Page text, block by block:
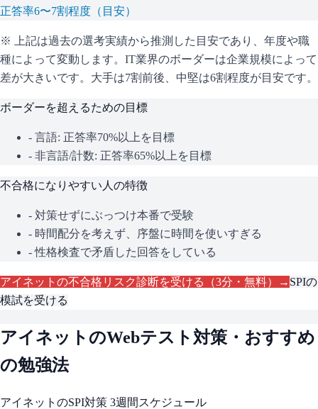
正答率6〜7割程度（目安）
※ 上記は過去の選考実績から推測した目安であり、年度や職
種によって変動します。 IT業界のボーダーは企業規模によって
差が大きいです。大手は7割前後、中堅は6割程度が目安です。
ボーダーを超えるための目標
- 言語: 正答率70%以上を目標
- 非言語/計数: 正答率65%以上を目標
不合格になりやすい人の特徴
- 対策せずにぶっつけ本番で受験
- 時間配分を考えず、序盤に時間を使いすぎる
- 性格検査で矛盾した回答をしている
アイネット の不合格リスク診断を受ける（3分・無料）→ SPIの
模試を受ける
アイネット のWebテスト対策・おすすめ
の勉強法
アイネット のSPI対策 3週間スケジュール